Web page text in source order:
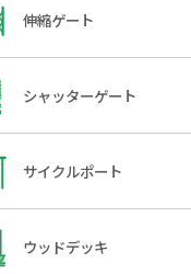
伸縮ゲート
シャッターゲート
サイクルポート
ウッドデッキ